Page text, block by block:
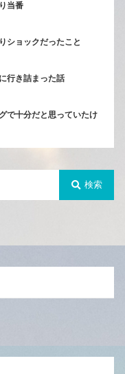
当番
ショックだったこと
行き詰まった話
で十分だと思っていたけ
検索